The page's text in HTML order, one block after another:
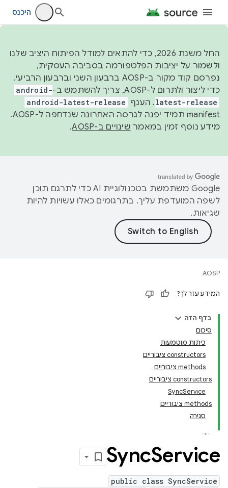
היכנס
החל משנת 2026, כדי להתאים למודל הפיתוח היציב שלנו
ולשמור על יציבות הפלטפורמה בסביבה העסקית,
נפרסם קוד מקור ב-AOSP ברבעון השני וברבעון הרביעי.
כדי ליצור ולתרום ל-AOSP, צריך להשתמש ב-
android-
latest-release. הענף android-latest-release
manifest תמיד יפנה לגרסה האחרונה שנדחפה ל-AOSP.
מידע נוסף זמין במאמר שינויים ב-AOSP .
‫Google משתמשת בטכנולוגיית AI כדי לתרגם תוכן
לשפה המועדפת עליך. בתרגומים כאלו עשויות להיות
שגיאות.
AOSP
המידע עזר לך?
בדף הזה
סיכום
כיתות מוטמעות
‫constructors ציבוריים
‫methods ציבוריים
‫constructors ציבוריים
SyncService
‫methods ציבוריים
סגירה
SyncService
public class SyncService